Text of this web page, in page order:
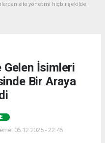
site yönetimi hiçbir şekilde
Gelen İsimleri
Bir Araya
06.12.2025 - 22:46